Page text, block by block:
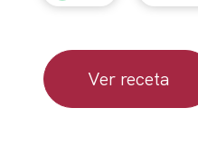
Ver receta